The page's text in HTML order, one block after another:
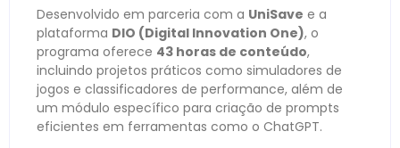
Desenvolvido em parceria com a UniSave e a
plataforma DIO (Digital Innovation One), o
programa oferece 43 horas de conteúdo,
incluindo projetos práticos como simuladores de
jogos e classificadores de performance, além de
um módulo específico para criação de prompts
eficientes em ferramentas como o ChatGPT.